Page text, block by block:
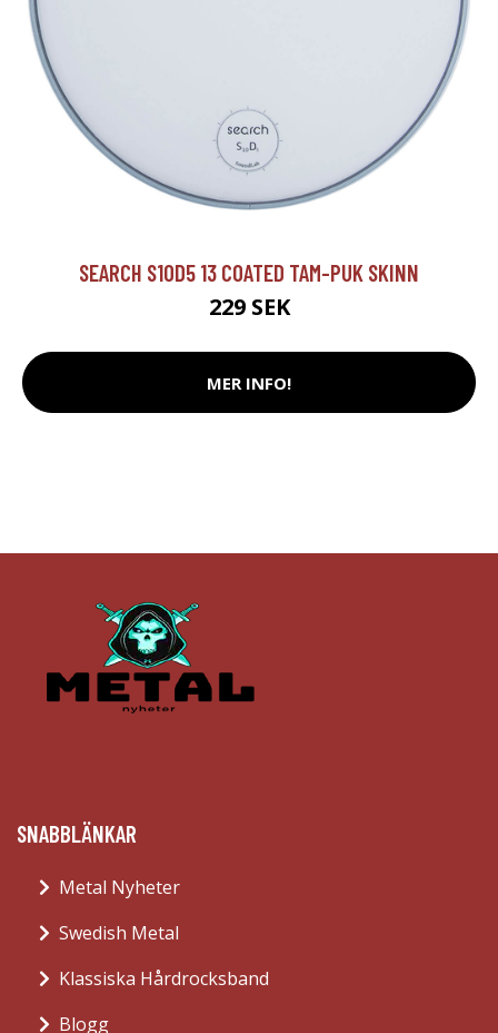
SEARCH S10D5 13 COATED TAM-PUK SKINN
229 SEK
MER INFO!
SNABBLÄNKAR
Metal Nyheter
Swedish Metal
Klassiska Hårdrocksband
Blogg